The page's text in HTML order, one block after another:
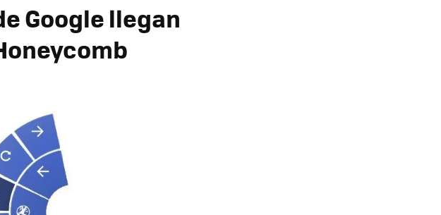
Google llegan